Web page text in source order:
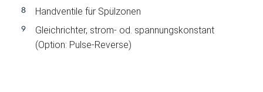
Handventile für Spülzonen
Gleichrichter, strom- od. spannungskonstant
(Option: Pulse-Reverse)